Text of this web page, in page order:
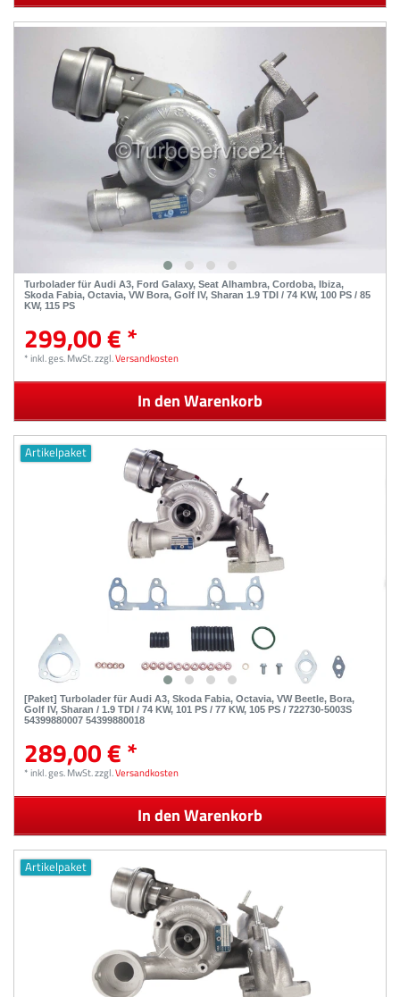
Turbolader für Audi A3, Ford Galaxy, Seat Alhambra, Cordoba, Ibiza,
Skoda Fabia, Octavia, VW Bora, Golf IV, Sharan 1.9 TDI / 74 KW, 100 PS / 85
KW, 115 PS
299,00 € *
*inkl. ges. MwSt.zzgl.Versandkosten
In den Warenkorb
Artikelpaket
[Paket] Turbolader für Audi A3, Skoda Fabia, Octavia, VW Beetle, Bora,
Golf IV, Sharan / 1.9 TDI / 74 KW, 101 PS / 77 KW, 105 PS / 722730-5003S
54399880007 54399880018
289,00 € *
*inkl. ges. MwSt.zzgl.Versandkosten
In den Warenkorb
Artikelpaket